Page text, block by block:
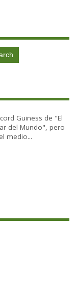
Guiness de "El
del Mundo", pero
medio...